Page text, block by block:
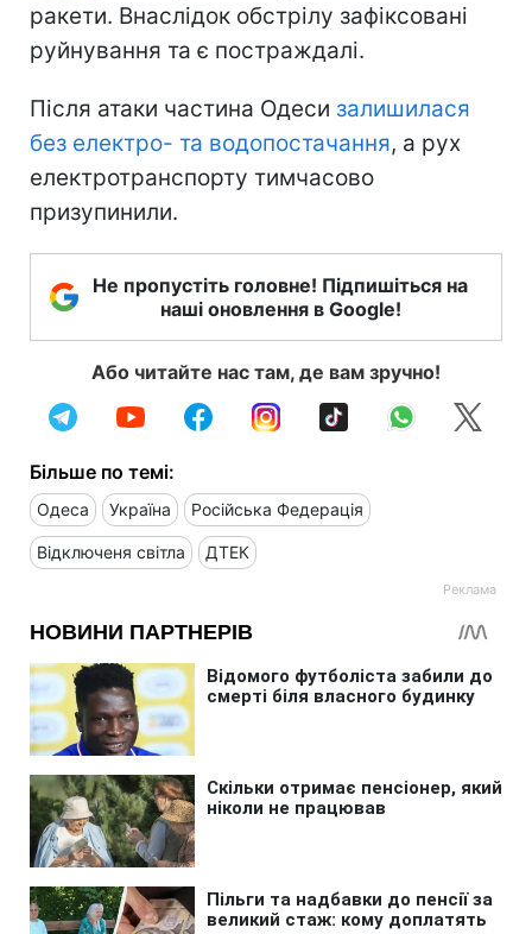
ракети. Внаслідок обстрілу зафіксовані
руйнування та є постраждалі.
Після атаки частина Одеси залишилася
без електро- та водопостачання, а рух
електротранспорту тимчасово
призупинили.
Не пропустіть головне! Підпишіться на
наші оновлення в Google!
Або читайте нас там, де вам зручно!
Більше по темі:
Одеса Україна Російська Федерація
Відключеня світла ДТЕК